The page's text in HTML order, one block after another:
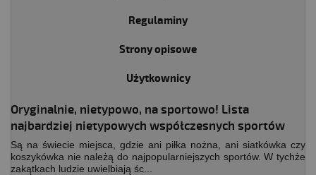
Regulaminy
Strony opisowe
Użytkownicy
Oryginalnie, nietypowo, na sportowo! Lista
najbardziej nietypowych współczesnych sportów
Są na świecie miejsca, gdzie ani piłka nożna, ani siatkówka czy
koszykówka nie należą do najpopularniejszych sportów. W tychże
zakątkach ludzie uwielbiają śc...